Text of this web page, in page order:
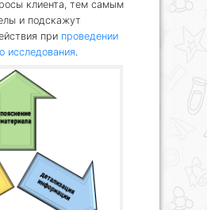
клиента, тем самым
и подскажут
при проведении
исследования